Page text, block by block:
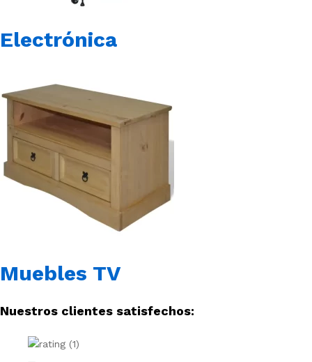
Electrónica
Muebles TV
Nuestros clientes satisfechos: